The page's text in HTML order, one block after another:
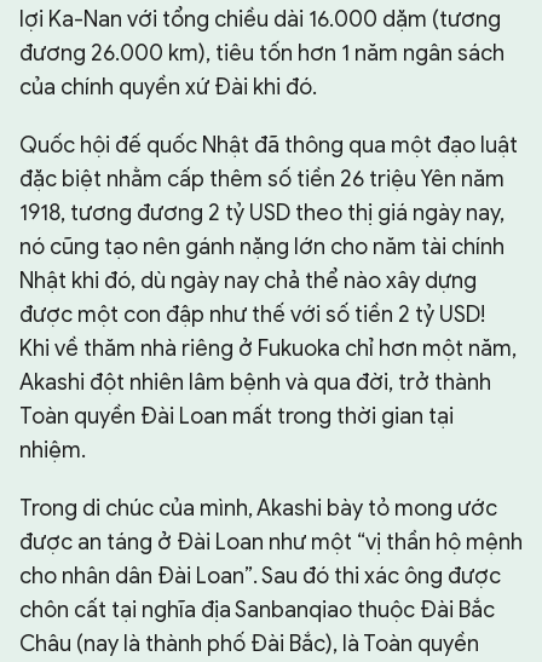
lợi Ka-Nan với tổng chiều dài 16.000 dặm (tương
đương 26.000 km), tiêu tốn hơn 1 năm ngân sách
của chính quyền xứ Đài khi đó.
Quốc hội đế quốc Nhật đã thông qua một đạo luật
đặc biệt nhằm cấp thêm số tiền 26 triệu Yên năm
1918, tương đương 2 tỷ USD theo thị giá ngày nay,
nó cũng tạo nên gánh nặng lớn cho năm tài chính
Nhật khi đó, dù ngày nay chả thể nào xây dựng
được một con đập như thế với số tiền 2 tỷ USD!
Khi về thăm nhà riêng ở Fukuoka chỉ hơn một năm,
Akashi đột nhiên lâm bệnh và qua đời, trở thành
Toàn quyền Đài Loan mất trong thời gian tại
nhiệm.
Trong di chúc của mình, Akashi bày tỏ mong ước
được an táng ở Đài Loan như một “vị thần hộ mệnh
cho nhân dân Đài Loan”. Sau đó thi xác ông được
chôn cất tại nghĩa địa Sanbanqiao thuộc Đài Bắc
Châu (nay là thành phố Đài Bắc), là Toàn quyền